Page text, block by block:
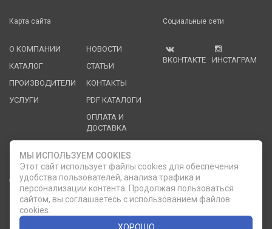
Карта сайта
О КОМПАНИИ
КАТАЛОГ
ПРОИЗВОДИТЕЛИ
УСЛУГИ
НОВОСТИ
СТАТЬИ
КОНТАКТЫ
PDF КАТАЛОГИ
ОПЛАТА И
ДОСТАВКА
Социальные сети
ВКОНТАКТЕ ИНСТАГРАМ
Служба клиентской поддержки
ОБРАТНЫЙ ЗВОНОК phone
8 (812) 335-21-16
8 (812) 335-21-17 7 (911) 947-43-48
МЫ ИСПОЛЬЗУЕМ COOKIES
Этот сайт использует файлы cookies для обеспечения
удобства пользователей, анализа трафика и
персонализации контента. Продолжая пользоваться
сайтом, вы соглашаетесь с использованием файлов
cookies.